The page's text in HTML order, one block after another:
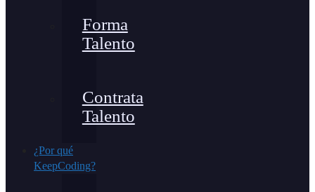
Forma
Talento
Contrata
Talento
¿Por qué
KeepCoding?